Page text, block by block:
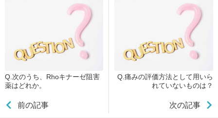
Q.次のうち、Rhoキナーゼ阻害
薬はどれか。
前の記事
Q.痛みの評価方法として用いら
れていないものは？
次の記事